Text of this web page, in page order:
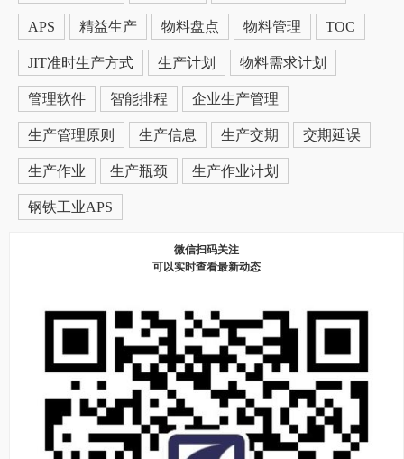
APS 精益生产 物料盘点 物料管理 TOC
JIT准时生产方式 生产计划 物料需求计划
管理软件 智能排程 企业生产管理
生产管理原则 生产信息 生产交期 交期延误
生产作业 生产瓶颈 生产作业计划
钢铁工业APS
微信扫码关注
可以实时查看最新动态